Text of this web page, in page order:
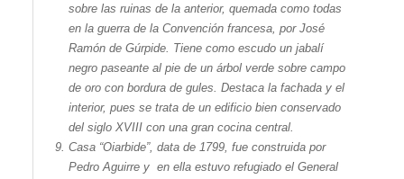
sobre las ruinas de la anterior, quemada como todas
en la guerra de la Convención francesa, por José
Ramón de Gúrpide. Tiene como escudo un jabalí
negro paseante al pie de un árbol verde sobre campo
de oro con bordura de gules. Destaca la fachada y el
interior, pues se trata de un edificio bien conservado
del siglo XVIII con una gran cocina central.
Casa “Oiarbide”, data de 1799, fue construida por
Pedro Aguirre y en ella estuvo refugiado el General